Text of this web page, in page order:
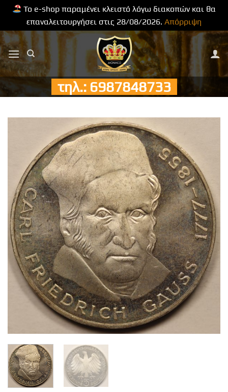
Το e-shop παραμένει κλειστό λόγω διακοπών και θα
επαναλειτουργήσει στις 28/08/2026. Απόρριψη
Μετάβαση
στο
περιεχόμενο
τηλ.: 6987848733